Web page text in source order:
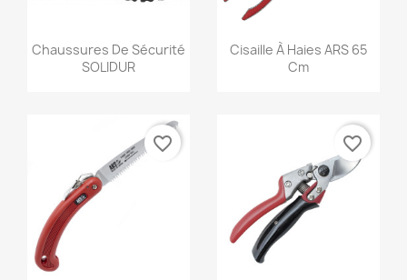
Aperçu rapide
Chaussures De Sécurité
SOLIDUR
Aperçu rapide
Cisaille À Haies ARS 65
Cm
favorite_border favorite_border